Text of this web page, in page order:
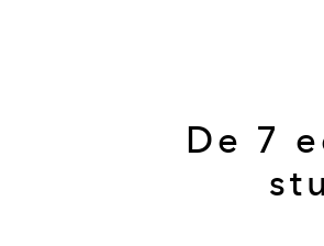
De 7